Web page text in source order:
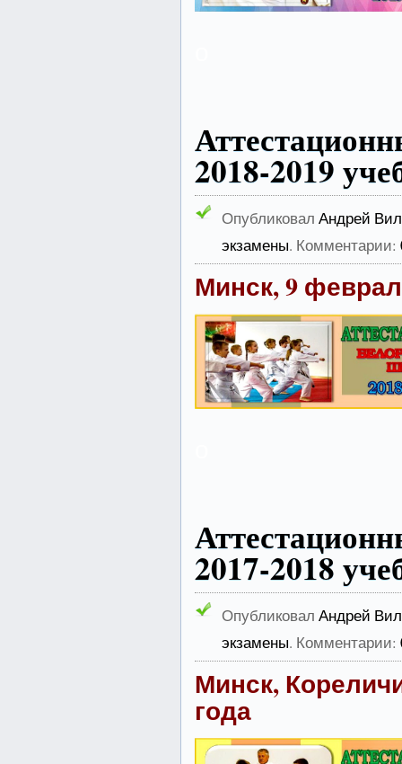
2018-2019
Опубликовал Андрей
экзамены. Комментарии:
Минск, 9
2017-2018
Опубликовал Андрей
экзамены. Комментарии:
Минск,
года